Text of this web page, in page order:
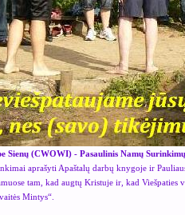
Sienų (CWOWI) - Pasaulinis Namų
aprašyti Apaštalų darbų knygoje ir
tam, kad augtų Kristuje ir, kad
Mintys“.